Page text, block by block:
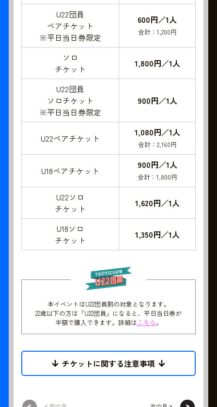
U22団員
ペアチケット
※平日当日券限定
600円／1人
合計：1,200円
ソロ
チケット
1,800円／1人
U22団員
ソロチケット
※平日当日券限定
900円／1人
U22ペアチケット
1,080円／1人
合計：2,160円
U18ペアチケット
900円／1人
合計：1,800円
U22ソロ
チケット
1,620円／1人
U18ソロ
チケット
1,350円／1人
本イベントはU22団員割の対象となります。
22歳以下の方は「U22団員」になると、平日当日券が
半額で購入できます。詳細はこちら。
チケットに関する注意事項